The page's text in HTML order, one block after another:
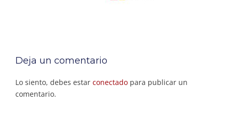
Deja un comentario
Lo siento, debes estar conectado para publicar un
comentario.